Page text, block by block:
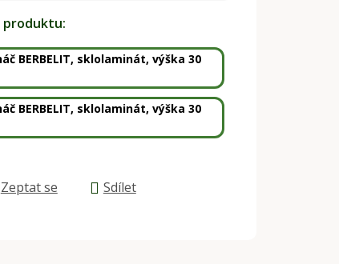
produktu:
BERBELIT, sklolaminát, výška 30
BERBELIT, sklolaminát, výška 30
Zeptat se Sdílet